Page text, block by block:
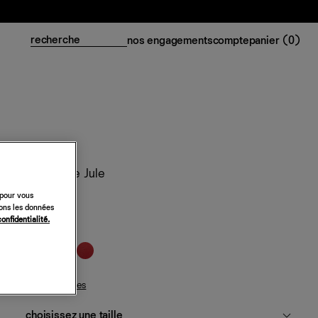
nos engagementscomptepanier (0)
Top en soie Jule
188 €
guide des tailles
vous
les données